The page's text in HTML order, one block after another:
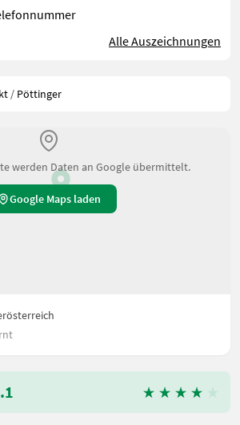
Alle Auszeichnungen
/ Pöttinger
werden Daten an Google übermittelt.
Google Maps laden